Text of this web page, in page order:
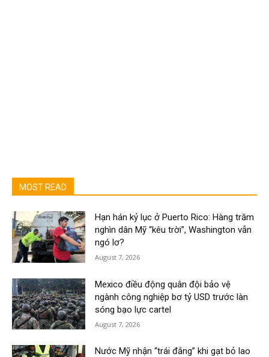
MOST READ
Hạn hán kỷ lục ở Puerto Rico: Hàng trăm
nghìn dân Mỹ “kêu trời”, Washington vẫn
ngó lơ?
August 7, 2026
Mexico điều động quân đội bảo vệ
ngành công nghiệp bơ tỷ USD trước làn
sóng bạo lực cartel
August 7, 2026
Nước Mỹ nhận “trái đắng” khi gạt bỏ lao